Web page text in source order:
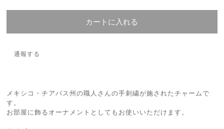
カートに入れる
通報する
メキシコ・チアパス州の職人さんの手刺繍が施されたチャームで
す。
お部屋に飾るオーナメントとしてもお使いいただけます。